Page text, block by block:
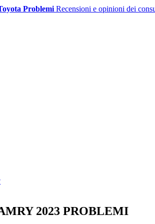
Problemi Recensioni e opinioni dei
2023 PROBLEMI